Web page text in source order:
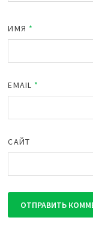
ИМЯ *
EMAIL *
САЙТ